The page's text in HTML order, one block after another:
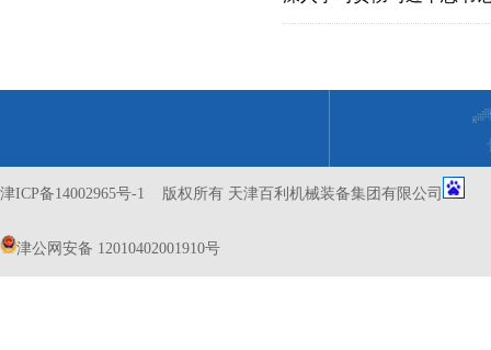
津ICP备14002965号-1 版权所有 天津百利机械装备集团有限公司
津公网安备 12010402001910号